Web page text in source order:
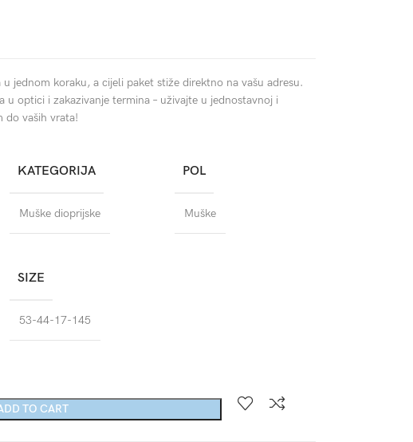
jednom koraku, a cijeli paket stiže direktno na vašu adresu.
u optici i zakazivanje termina – uživajte u jednostavnoj i
do vaših vrata!
KATEGORIJA
Muške dioprijske
POL
Muške
SIZE
53-44-17-145
TO CART